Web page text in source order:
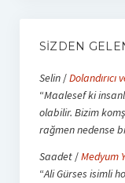
SIZDEN
Selin/Dolandırıcı
“Maalesef ki
olabilir. Bizim
rağmen nedense
Saadet/Medyum
“Ali Gürses isimli